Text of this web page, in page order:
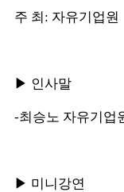
주 최: 자유기업원
▶ 인사말
-최승노 자유기업
▶ 미니강연